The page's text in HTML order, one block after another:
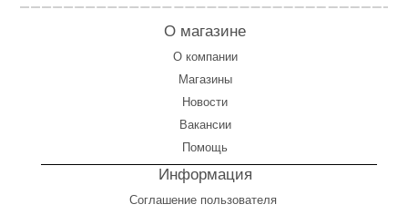
О магазине
О компании
Магазины
Новости
Вакансии
Помощь
Информация
Соглашение пользователя